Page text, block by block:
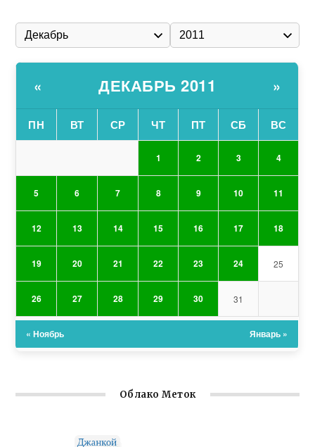
« ДЕКАБРЬ 2011 »
ПН ВТ СР ЧТ ПТ СБ ВС
1 2 3 4
5 6 7 8 9 10 11
12 13 14 15 16 17 18
19 20 21 22 23 24 25
26 27 28 29 30 31
« Ноябрь Январь »
Облако Меток